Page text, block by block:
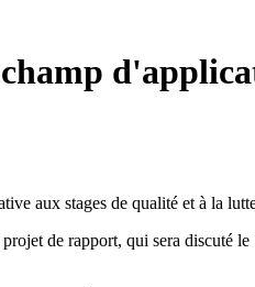
aux stages de qualité et à la
de rapport, qui sera discuté